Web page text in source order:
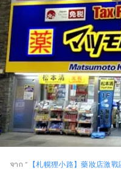
จาก " 【札幌狸小路】藥妝店激